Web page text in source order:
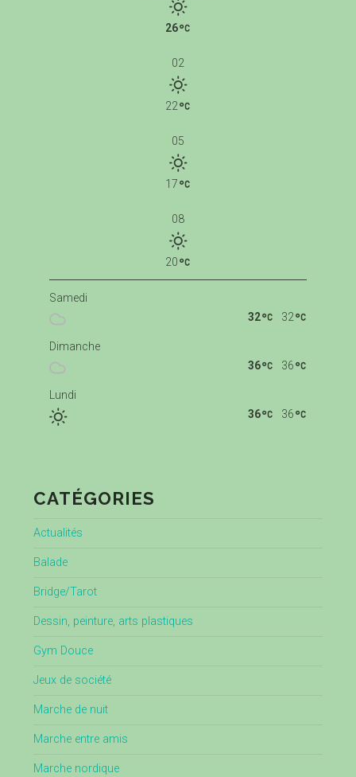
26
02
22
05
17
08
20
Samedi
32
32
Dimanche
36
36
Lundi
36
36
CATÉGORIES
Actualités
Balade
Bridge/Tarot
Dessin, peinture, arts plastiques
Gym Douce
Jeux de société
Marche de nuit
Marche entre amis
Marche nordique